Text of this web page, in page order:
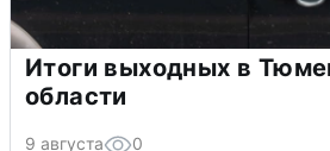
Итоги выходных в
области
9 августа 0